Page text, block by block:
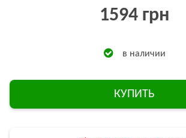
1594 грн
в наличии
КУПИТЬ